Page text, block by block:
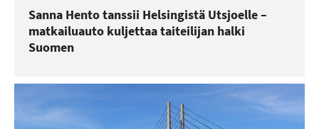
Sanna Hento tanssii Helsingistä Utsjoelle –
matkailuauto kuljettaa taiteilijan halki
Suomen